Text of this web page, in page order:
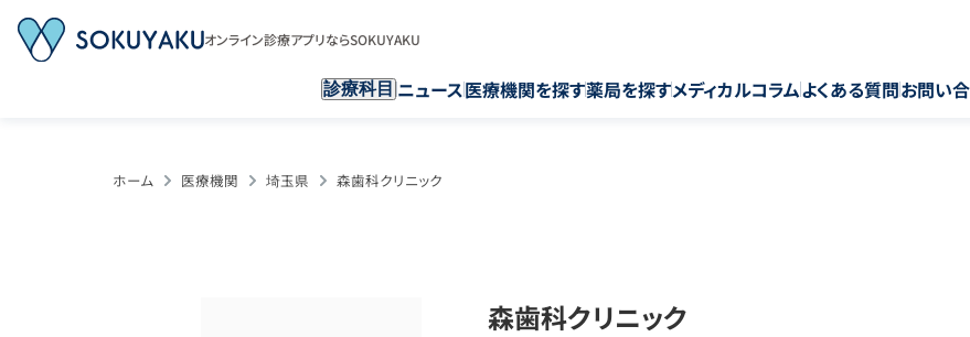
オンライン診療アプリならSOKUYAKU
診療科目 ニュース医療機関を探す薬局を探すメディカルコラムよくある質問お問い
ホーム 医療機関 埼玉県 森歯科クリニック
森歯科クリニック